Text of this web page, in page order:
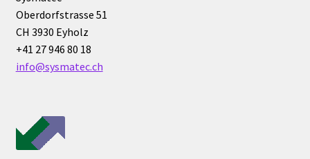
Autoclave
Automation avec Labvision
Bain-marie et thermostat
Oberdorfstrasse 51
CH 3930 Eyholz
+41 27 946 80 18
info@sysmatec.ch